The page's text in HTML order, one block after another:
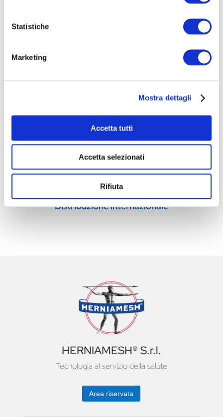
Statistiche
Marketing
Mostra dettagli
Accetta tutti
Accetta selezionati
Rifiuta
Innovazione tecnologica

Distribuzione internazionale
HERNIAMESH® S.r.l.
Tecnologia al servizio della salute
Area riservata